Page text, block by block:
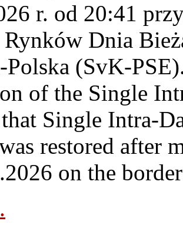
r. od 20:41
Rynków Dnia
Polska (SvK-
of the Single
Single Intra-
restored after
on the